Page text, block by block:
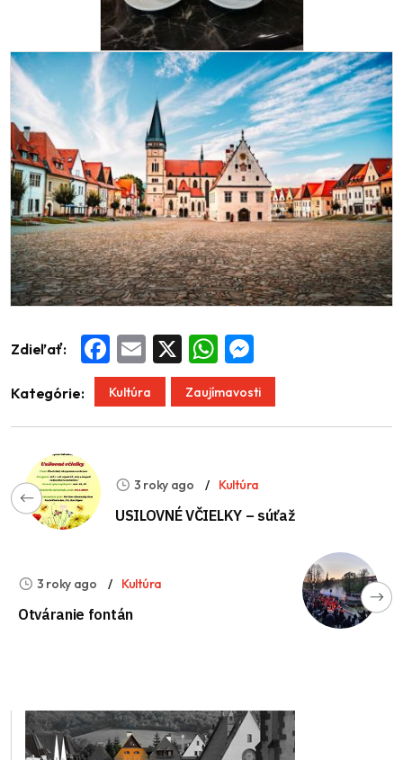
Zdieľať: Facebook
Email WhatsApp
Kategórie: Kultúra Zaujímavosti
3 roky ago Kultúra
USILOVNÉ VČIELKY – súťaž
3 roky ago Kultúra
Otváranie fontán